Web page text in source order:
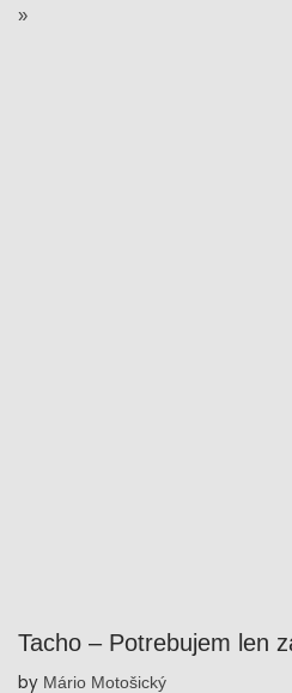
»
Tacho – Potrebujem len
by Mário Motošický